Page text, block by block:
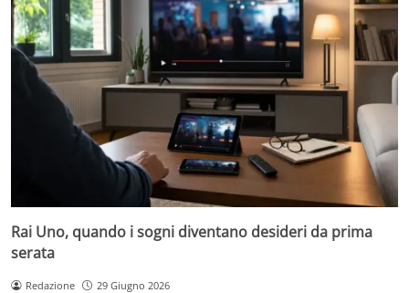
Rai Uno, quando i sogni diventano desideri da prima
serata
Redazione 29 Giugno 2026